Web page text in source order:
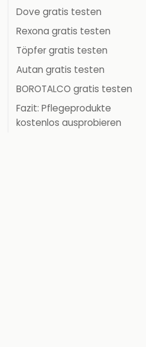
Dove gratis testen
Rexona gratis testen
Töpfer gratis testen
Autan gratis testen
BOROTALCO gratis testen
Fazit: Pflegeprodukte
kostenlos ausprobieren